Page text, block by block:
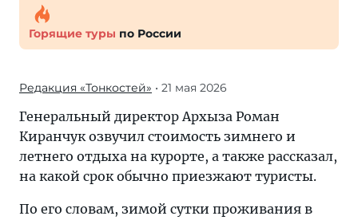
Горящие туры по России
Редакция «Тонкостей» • 21 мая 2026
Генеральный директор Архыза Роман
Киранчук озвучил стоимость зимнего и
летнего отдыха на курорте, а также рассказал,
на какой срок обычно приезжают туристы.
По его словам, зимой сутки проживания в